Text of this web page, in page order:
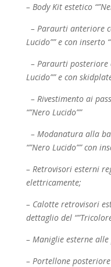
– Body Kit estetico
– Paraurti anteriore
Lucido”” e con inserto
– Paraurti posteriore
Lucido”” e con
– Rivestimento ai
“”Nero Lucido””
– Modanatura alla
“”Nero Lucido”” con
– Retrovisori esterni
elettricamente;
– Calotte retrovisori
dettaglio del
– Maniglie esterne
– Portellone